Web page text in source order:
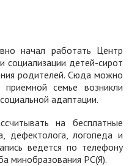
начал работать Центр
социализации детей-сирот
родителей. Сюда можно
семье возникли
адаптации.
на бесплатные
дефектолога, логопеда и
ведется по телефону
минобразования РС(Я).